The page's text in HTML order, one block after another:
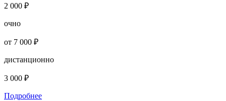
2 000 ₽
очно
от 7 000 ₽
дистанционно
3 000 ₽
Подробнее